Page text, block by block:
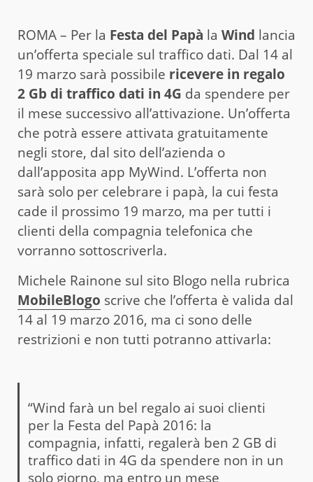
ROMA – Per la Festa del Papà la Wind lancia
un’offerta speciale sul traffico dati. Dal 14 al
19 marzo sarà possibile ricevere in regalo
2 Gb di traffico dati in 4G da spendere per
il mese successivo all’attivazione. Un’offerta
che potrà essere attivata gratuitamente
negli store, dal sito dell’azienda o
dall’apposita app MyWind. L’offerta non
sarà solo per celebrare i papà, la cui festa
cade il prossimo 19 marzo, ma per tutti i
clienti della compagnia telefonica che
vorranno sottoscriverla.
Michele Rainone sul sito Blogo nella rubrica
MobileBlogo scrive che l’offerta è valida dal
14 al 19 marzo 2016, ma ci sono delle
restrizioni e non tutti potranno attivarla:
“Wind farà un bel regalo ai suoi clienti
per la Festa del Papà 2016: la
compagnia, infatti, regalerà ben 2 GB di
traffico dati in 4G da spendere non in un
solo giorno, ma entro un mese